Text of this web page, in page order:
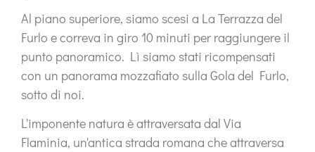
Al piano superiore, siamo scesi a La Terrazza del
Furlo e correva in giro 10 minuti per raggiungere il
punto panoramico. Lì siamo stati ricompensati
con un panorama mozzafiato sulla Gola del Furlo,
sotto di noi.
L'imponente natura è attraversata dal Via
Flaminia, un'antica strada romana che attraversa